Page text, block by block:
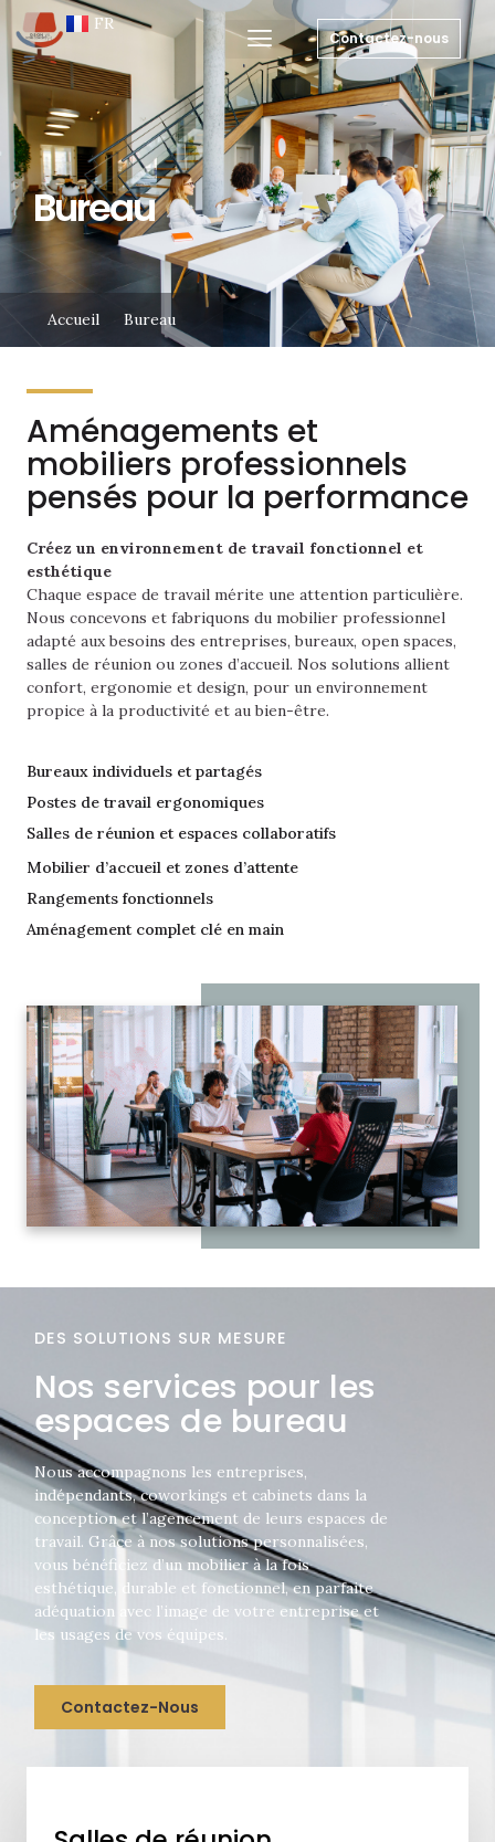
FR
NL
Contactez-nous
Accueil Bureau
Bureau
Aménagements et
mobiliers professionnels
pensés pour la performance
Créez un environnement de travail fonctionnel et
esthétique
Chaque espace de travail mérite une attention particulière.
Nous concevons et fabriquons du mobilier professionnel
adapté aux besoins des entreprises, bureaux, open spaces,
salles de réunion ou zones d’accueil. Nos solutions allient
confort, ergonomie et design, pour un environnement
propice à la productivité et au bien-être.
Bureaux individuels et partagés
Postes de travail ergonomiques
Salles de réunion et espaces collaboratifs
Mobilier d’accueil et zones d’attente
Rangements fonctionnels
Aménagement complet clé en main
DES SOLUTIONS SUR MESURE
Nos services pour les
espaces de bureau
Nous accompagnons les entreprises,
indépendants, coworkings et cabinets dans la
conception et l’agencement de leurs espaces de
travail. Grâce à nos solutions personnalisées,
vous bénéficiez d’un mobilier à la fois
esthétique, durable et fonctionnel, en parfaite
adéquation avec l’image de votre entreprise et
les usages de vos équipes.
Contactez-Nous